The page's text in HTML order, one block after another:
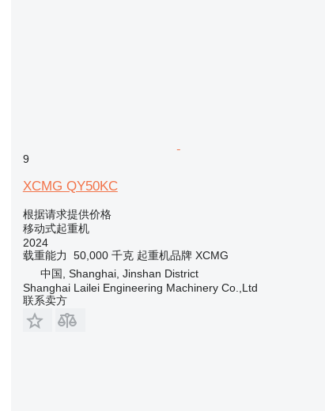
9
XCMG QY50KC
根据请求提供价格
移动式起重机
2024
载重能力
50,000 千克 起重机品牌 XCMG
中国, Shanghai, Jinshan District
Shanghai Lailei Engineering Machinery Co.,Ltd
联系卖方